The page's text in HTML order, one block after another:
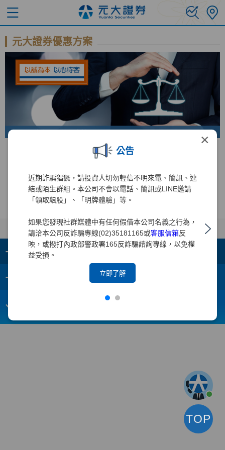
×
公告
近期詐騙猖獗，請投資人切勿輕信不明來電、簡訊、連
結或陌生群組。本公司不會以電話、簡訊或LINE邀請
「領取飆股」、「明牌體驗」等。
如果您發現社群媒體中有任何假借本公司名義之行為，
請洽本公司反詐騙專線(02)35181165或客服信箱反
映，或撥打內政部警政署165反詐騙諮詢專線，以免權
益受損。
立即了解
元大證券優惠方案
錢進美股直達車 手續費免比價
+ 集團成員
+
webmaster@yuanta.com
TOP